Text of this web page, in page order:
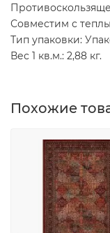
Совместим с
Тип упаковки:
Вес 1 кв.м.: 2,88 кг.
Похожие